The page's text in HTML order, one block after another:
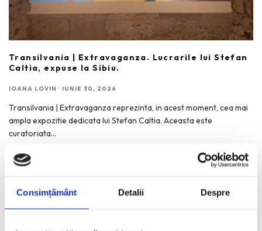
Consimțământ Detalii Despre
Transilvania | Extravaganza. Lucrarile lui Stefan
Caltia, expuse la Sibiu.
IOANA LOVIN · IUNIE 30, 2026
Transilvania | Extravaganza reprezinta, in acest moment, cea mai
ampla expozitie dedicata lui Stefan Caltia. Aceasta este
curatoriata...